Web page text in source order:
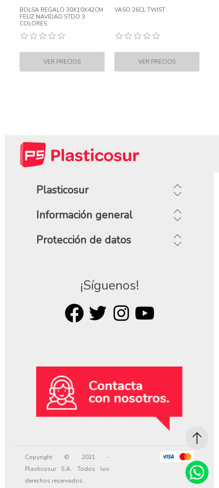
BOLSA REGALO 30X10X42CM
FELIZ NAVIDAD STDO 3
COLORES
VASO 26CL TWIST
Plasticosur
Información general
Protección de datos
¡Síguenos!
Copyright © 2021 -
Plasticosur S.A. Todos los
derechos reservados.